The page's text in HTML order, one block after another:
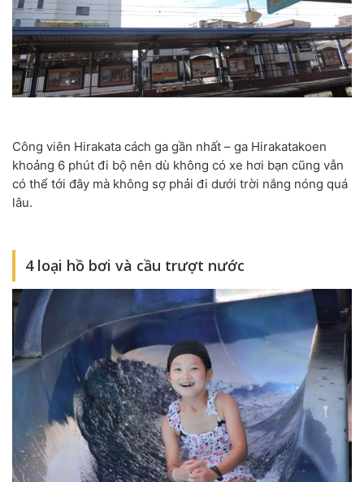
Công viên Hirakata cách ga gần nhất – ga Hirakatakoen
khoảng 6 phút đi bộ nên dù không có xe hơi bạn cũng vẫn
có thể tới đây mà không sợ phải đi dưới trời nắng nóng quá
lâu.
4 loại hồ bơi và cầu trượt nước